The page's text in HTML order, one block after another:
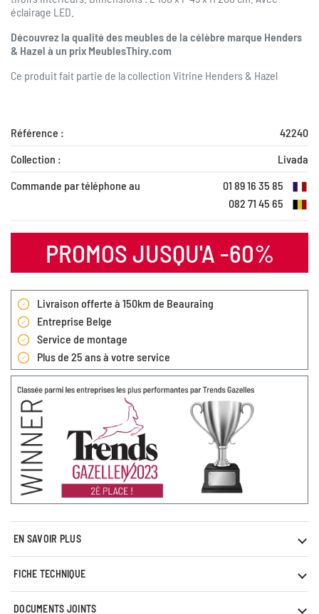
éclairage LED.
Découvrez la qualité des meubles de la célèbre marque Henders
& Hazel à un prix MeublesThiry.com
Ce produit fait partie de la collection Vitrine Henders & Hazel
Référence :
42240
Collection :
Livada
Commande par téléphone au
01 89 16 35 85
082 71 45 65
PROMOS JUSQU'A -60%
Livraison offerte à 150km de Beauraing
Entreprise Belge
Service de montage
Plus de 25 ans à votre service
EN SAVOIR PLUS
FICHE TECHNIQUE
DOCUMENTS JOINTS